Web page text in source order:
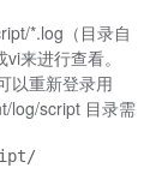
*.log（目录自
来进行查看。
以重新登录用
log/script 目录需